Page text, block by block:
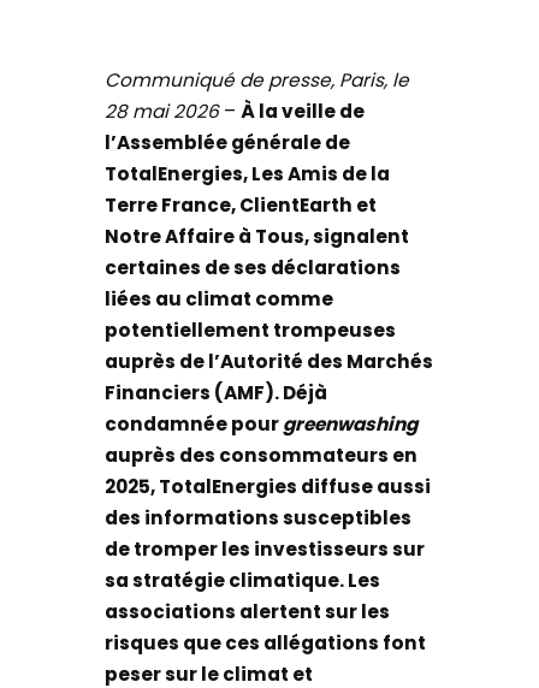
Communiqué de presse, Paris, le
28 mai 2026–À la veille de
l’Assemblée générale de
TotalEnergies, Les Amis de la
Terre France, ClientEarth et
Notre Affaire à Tous, signalent
certaines de ses déclarations
liées au climat comme
potentiellement trompeuses
auprès de l’Autorité des Marchés
Financiers (AMF). Déjà
condamnée pourgreenwashing
auprès des consommateurs en
2025, TotalEnergies diffuse aussi
des informations susceptibles
de tromper les investisseurs sur
sa stratégie climatique. Les
associations alertent sur les
risques que ces allégations font
peser sur le climat et